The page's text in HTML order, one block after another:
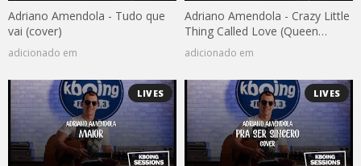
Adriano Amendola - Tudo que
vai (cover)
adicionado em
Adriano Amendola - Crazy Little
Thing Called Love (Queen
cover)
adicionado em
LIVES LIVES